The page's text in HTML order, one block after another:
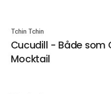
Tchin Tchin
Cucudill - Både som
Mocktail